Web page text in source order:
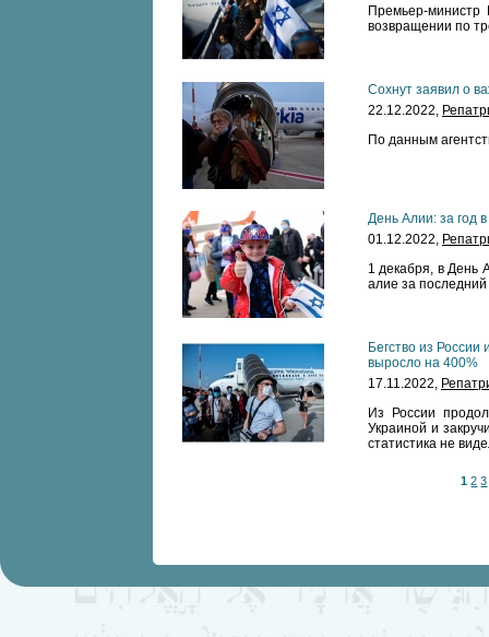
Премьер-министр
возвращении по
Сохнут заявил о
22.12.2022,
По данным
День Алии: за год
01.12.2022,
1 декабря, в День
алие за последний
Бегство из
выросло на 400%
17.11.2022,
Из России
Украиной и
статистика не
1 2 3